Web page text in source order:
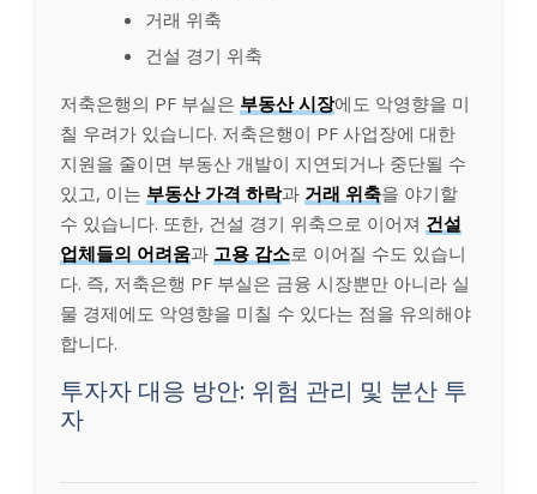
거래 위축
건설 경기 위축
저축은행의 PF 부실은 부동산 시장에도 악영향을 미
칠 우려가 있습니다. 저축은행이 PF 사업장에 대한
지원을 줄이면 부동산 개발이 지연되거나 중단될 수
있고, 이는 부동산 가격 하락과 거래 위축을 야기할
수 있습니다. 또한, 건설 경기 위축으로 이어져 건설
업체들의 어려움과 고용 감소로 이어질 수도 있습니
다. 즉, 저축은행 PF 부실은 금융 시장뿐만 아니라 실
물 경제에도 악영향을 미칠 수 있다는 점을 유의해야
합니다.
투자자 대응 방안: 위험 관리 및 분산 투
자